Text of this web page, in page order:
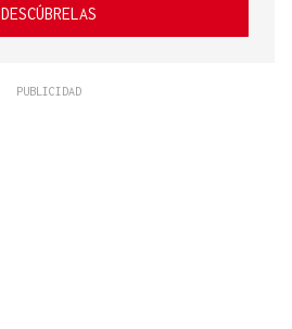
DESCÚBRELAS